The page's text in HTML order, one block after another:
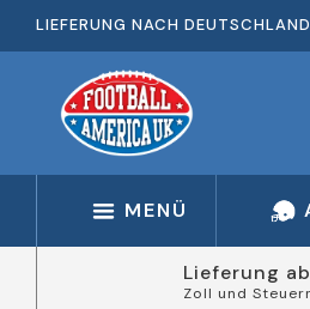
LIEFERUNG NACH
MENÜ
Lieferung
Zoll und